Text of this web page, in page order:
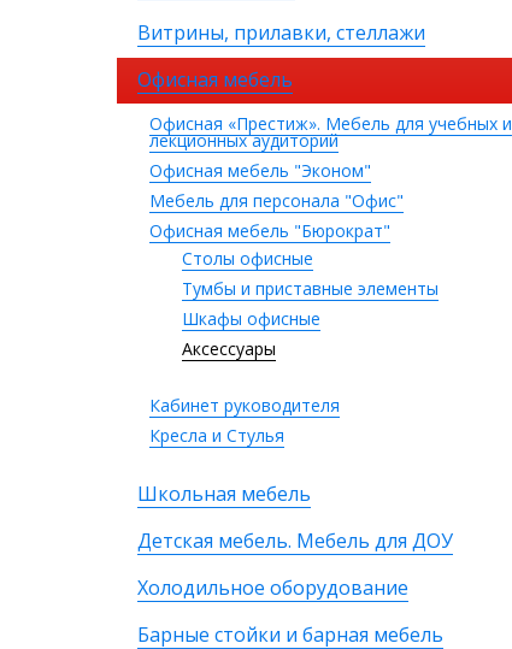
Витрины, прилавки, стеллажи
Офисная мебель
Офисная «Престиж». Мебель для учебных и
лекционных аудиторий
Офисная мебель "Эконом"
Мебель для персонала "Офис"
Офисная мебель "Бюрократ"
Столы офисные
Тумбы и приставные элементы
Шкафы офисные
Аксессуары
Кабинет руководителя
Кресла и Стулья
Школьная мебель
Детская мебель. Мебель для ДОУ
Холодильное оборудование
Барные стойки и барная мебель